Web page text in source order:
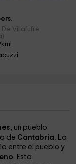
Villafufre
, un pueblo
de Cantabria. La
entre el pueblo y
. Esta